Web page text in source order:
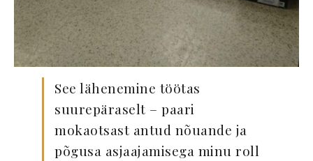
See lähenemine töötas
suurepäraselt – paari
mokaotsast antud nõuande ja
põgusa asjaajamisega minu roll